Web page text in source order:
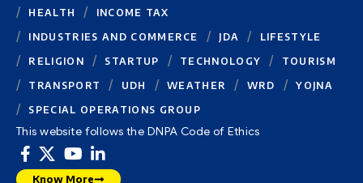
HEALTH
INCOME TAX
INDUSTRIES AND COMMERCE
JDA
LIFESTYLE
RELIGION
STARTUP TECHNOLOGY
TOURISM
TRANSPORT
UDH WEATHER WRD
YOJNA
SPECIAL OPERATIONS GROUP
This website follows the DNPA Code of Ethics
Know More